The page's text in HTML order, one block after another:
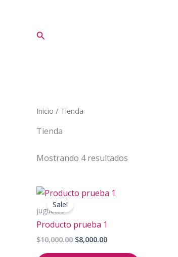
contenidoBuscar
Inicio / Tienda
Tienda
Mostrando 4 resultados
Sale!
juguetes
Producto prueba 1
$10,000.00 Original
$8,000.00Current